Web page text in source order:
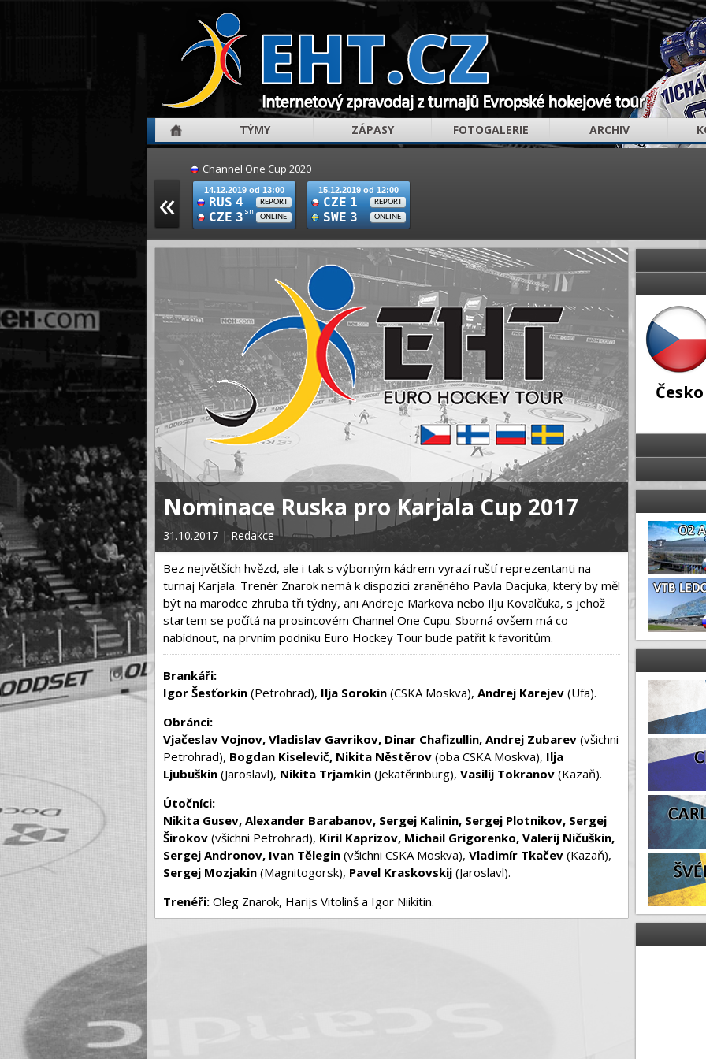
TÝMY ZÁPASY FOTOGALERIE ARCHIV
«
Channel One Cup 2020
14.12.2019 od 13:00
RUS 4 REPORT
CZE 3 sn
ONLINE
15.12.2019 od 12:00
CZE 1 REPORT
SWE 3 ONLINE
2017 Nominace Ruska pro Karjala Cup 2017
31.10.2017 | Redakce 31.10.2017 |
Bez největších hvězd, ale i tak s výborným kádrem vyrazí ruští reprezentanti na
turnaj Karjala. Trenér Znarok nemá k dispozici zraněného Pavla Dacjuka, který by měl
být na marodce zhruba tři týdny, ani Andreje Markova nebo Ilju Kovalčuka, s jehož
startem se počítá na prosincovém Channel One Cupu. Sborná ovšem má co
nabídnout, na prvním podniku Euro Hockey Tour bude patřit k favoritům.
Brankáři:
Igor Šesťorkin (Petrohrad), Ilja Sorokin (CSKA Moskva), Andrej Karejev (Ufa).
Obránci:
Vjačeslav Vojnov, Vladislav Gavrikov, Dinar Chafizullin, Andrej Zubarev (všichni
Petrohrad), Bogdan Kiselevič, Nikita Něstěrov (oba CSKA Moskva), Ilja
Ljubuškin (Jaroslavl), Nikita Trjamkin (Jekatěrinburg), Vasilij Tokranov (Kazaň).
Útočníci:
Nikita Gusev, Alexander Barabanov, Sergej Kalinin, Sergej Plotnikov, Sergej
Širokov (všichni Petrohrad), Kiril Kaprizov, Michail Grigorenko, Valerij Ničuškin,
Sergej Andronov, Ivan Tělegin (všichni CSKA Moskva), Vladimír Tkačev (Kazaň),
Sergej Mozjakin (Magnitogorsk), Pavel Kraskovskij (Jaroslavl).
Trenéři: Oleg Znarok, Harijs Vitolinš a Igor Niikitin.
Česko